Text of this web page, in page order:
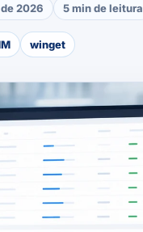
2026 5 min de leitura
winget